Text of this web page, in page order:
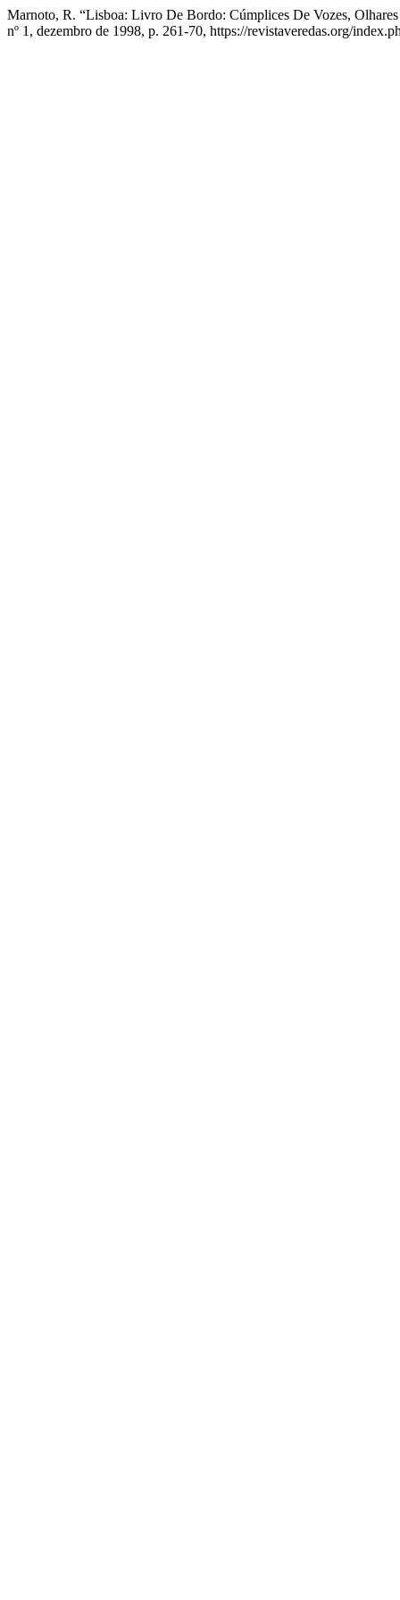
Marnoto, R. “Lisboa: Livro De Bordo: Cúmplices De Vozes,
nº 1, dezembro de 1998, p. 261-70, https://revistaveredas.org/